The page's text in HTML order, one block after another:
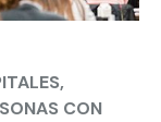
CON